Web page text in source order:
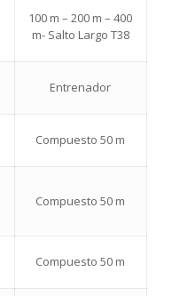
100 m – 200 m – 400
m- Salto Largo T38
Entrenador
Compuesto 50 m
Compuesto 50 m
Compuesto 50 m